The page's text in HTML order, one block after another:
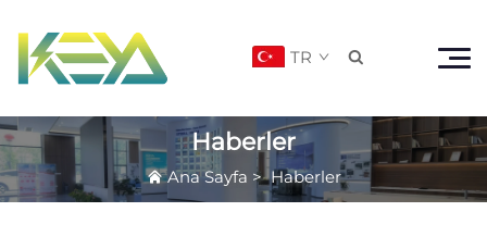
TR 
Haberler
Ana Sayfa >Haberler